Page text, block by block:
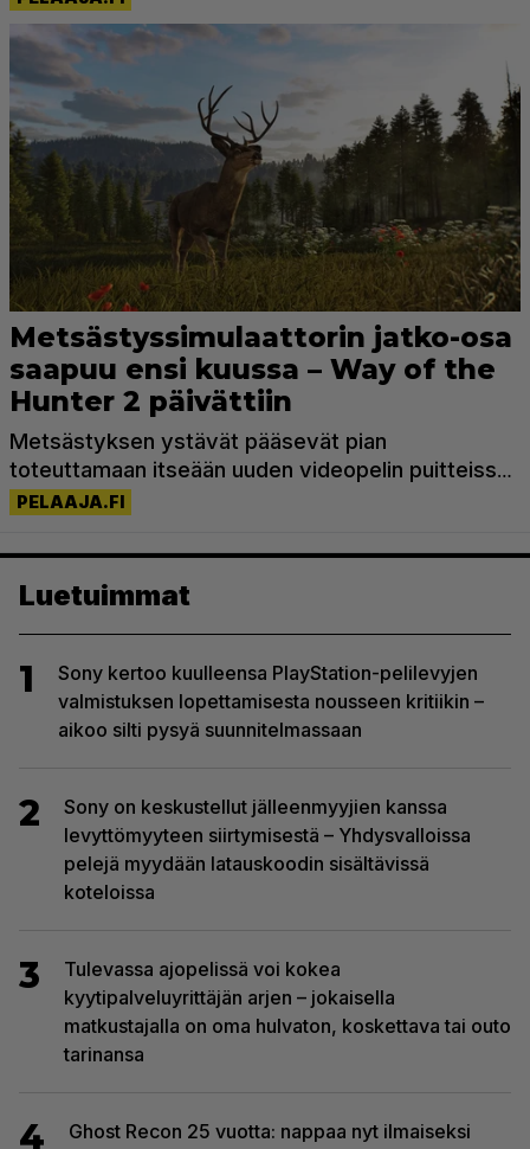
Luetuimmat
1
Sony kertoo kuulleensa PlayStation-pelilevyjen
valmistuksen lopettamisesta nousseen kritiikin –
aikoo silti pysyä suunnitelmassaan
2
Sony on keskustellut jälleenmyyjien kanssa
levyttömyyteen siirtymisestä – Yhdysvalloissa
pelejä myydään latauskoodin sisältävissä
koteloissa
3
Tulevassa ajopelissä voi kokea
kyytipalveluyrittäjän arjen – jokaisella
matkustajalla on oma hulvaton, koskettava tai outo
tarinansa
4
Ghost Recon 25 vuotta: nappaa nyt ilmaiseksi